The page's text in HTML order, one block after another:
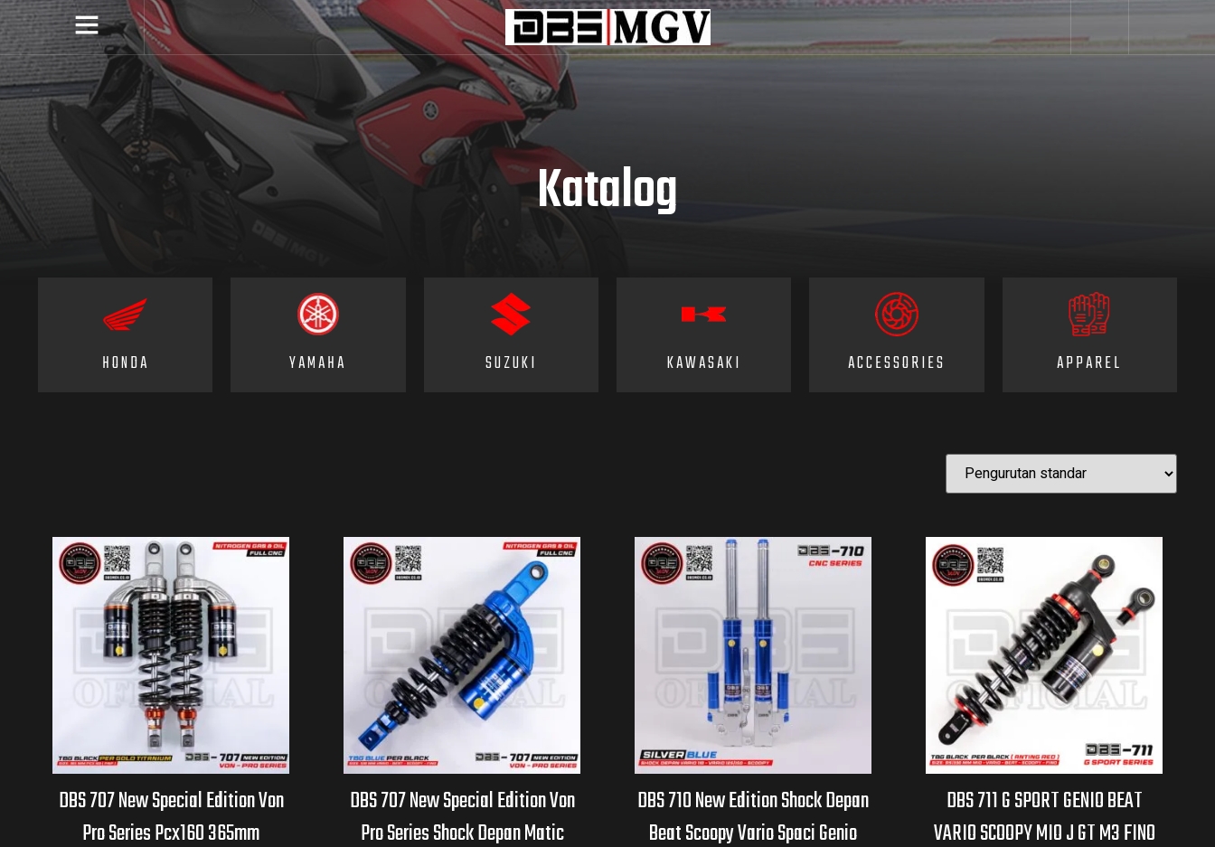
Katalog
HONDA YAMAHA SUZUKI KAWASAKI ACCESSORIES APPAREL
DBS 707 New Special Edition Von
Pro Series Pcx160 365mm
DBS 707 New Special Edition Von
Pro Series Shock Depan Matic
DBS 710 New Edition Shock Depan
Beat Scoopy Vario Spaci Genio
DBS 711 G SPORT GENIO BEAT
VARIO SCOOPY MIO J GT M3 FINO